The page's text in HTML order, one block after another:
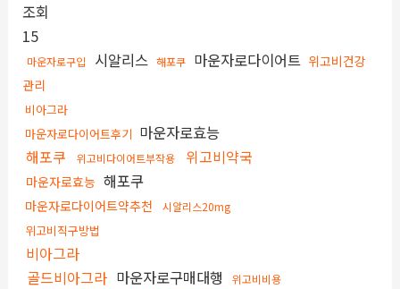
조회
15
마운자로구입 시알리스 해포쿠 마운자로다이어트 위고비건강
관리
비아그라
마운자로다이어트후기 마운자로효능
해포쿠
위고비다이어트부작용 위고비약국
마운자로효능 해포쿠
마운자로다이어트약추천 시알리스20mg
위고비직구방법
비아그라
골드비아그라 마운자로구매대행 위고비비용